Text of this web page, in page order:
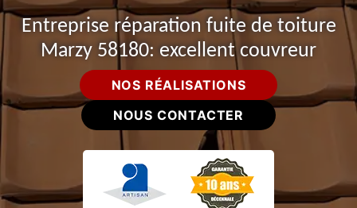
Entreprise réparation fuite de toiture
Marzy 58180: excellent couvreur
NOS RÉALISATIONS
NOUS CONTACTER